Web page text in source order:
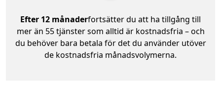
Efter 12 månaderfortsätter du att ha tillgång till
mer än 55 tjänster som alltid är kostnadsfria – och
du behöver bara betala för det du använder utöver
de kostnadsfria månadsvolymerna.